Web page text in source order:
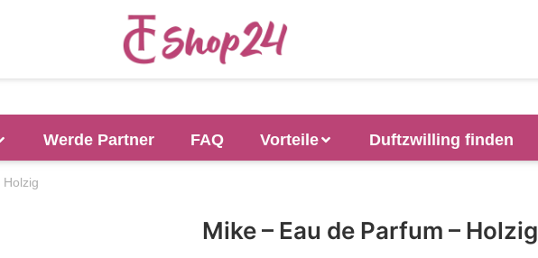
Werde Partner FAQ Vorteile Duftzwilling finden
Mike – Eau de Parfum – Holzig